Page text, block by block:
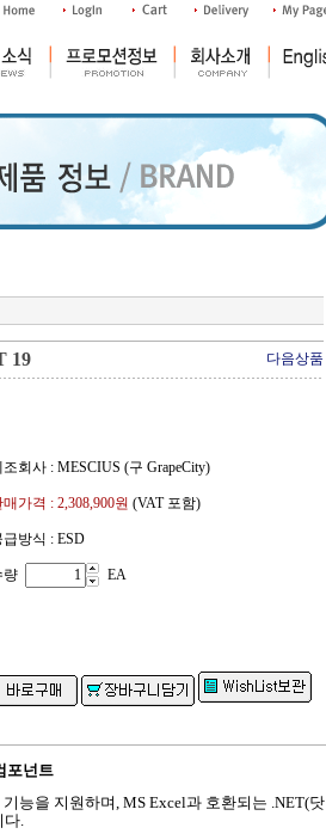
19 다음상품
조회사 : MESCIUS (구 GrapeCity)
매가격 : 2,308,900원 (VAT 포함)
급방식 : ESD
량 EA
포넌트
능을 지원하며, MS Excel과 호환되는 .NET(닷
다.